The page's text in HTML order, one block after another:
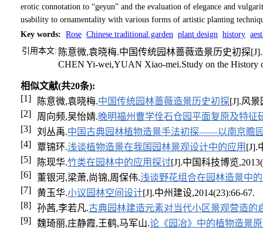
erotic connotation to “geyun” and the evaluation of elegance and
usability to ornamentality with various forms of artistic planting
Key words: Rose Chinese traditional garden plant design history
引用本文: 陈意微,袁晓梅.中国传统园林蔷薇造景历史初探
CHEN Yi-wei,YUAN Xiao-mei.Study on the History
相似文献(共20条):
[1]
陈意微,袁晓梅.中国传统园林蔷薇造景历史初探[J].风景
[2]
周向频,吴怡婧.晚明福州曹学佺石仓园平面复原及特征
[3] 刘丛禹.中国古典园林植物造景手法初探——以南京瞻
[4]
覃锦环.浅谈植物造景在我国园林景观设计中的应用 [J].
[5]
陈现华.竹类在园林中的应用探讨[J].中国科技博览
[6]
董银河,梁萧,尚锦,周保伟.浅谈野花组合在园林造景中
[7] 黄玉华.小议园林空间设计[J].中州建设,2014(23):66-67.
[8] 孙茜,李若凡.古典园林建造元素对当代小区景观营造的
[9] 魏琦丽,庄静霞,王鹤,马军山.论《园冶》中的植物造景